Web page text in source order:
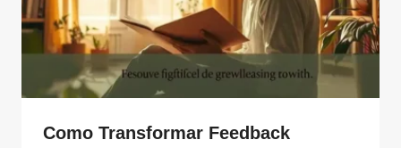
Como Transformar Feedback